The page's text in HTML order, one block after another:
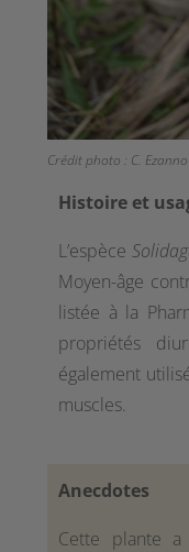
Histoire et
L’espèce
Moyen-âge
listée à la
propriétés
également
muscles.
Anecdotes
Cette plante
Crédit photo : C. Ezanno